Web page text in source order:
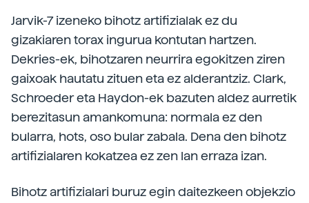
Jarvik-7 izeneko bihotz artifizialak ez du
gizakiaren torax ingurua kontutan hartzen.
Dekries-ek, bihotzaren neurrira egokitzen ziren
gaixoak hautatu zituen eta ez alderantziz. Clark,
Schroeder eta Haydon-ek bazuten aldez aurretik
berezitasun amankomuna: normala ez den
bularra, hots, oso bular zabala. Dena den bihotz
artifizialaren kokatzea ez zen lan erraza izan.
Bihotz artifizialari buruz egin daitezkeen objekzio